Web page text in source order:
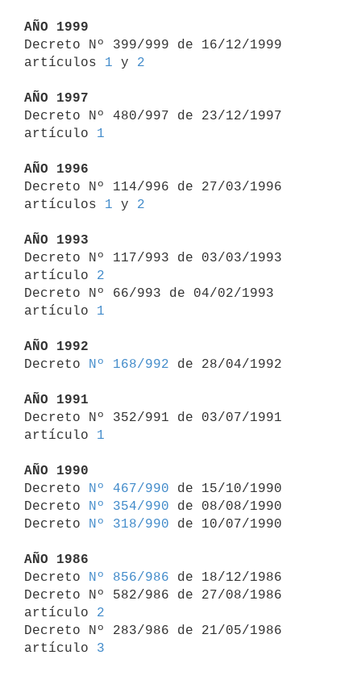
AÑO 1999
Decreto Nº 399/999 de 16/12/1999
artículos 1 y 2
AÑO 1997
Decreto Nº 480/997 de 23/12/1997
artículo 1
AÑO 1996
Decreto Nº 114/996 de 27/03/1996
artículos 1 y 2
AÑO 1993
Decreto Nº 117/993 de 03/03/1993
artículo 2
Decreto Nº 66/993 de 04/02/1993
artículo 1
AÑO 1992
Decreto
Nº 168/992 de 28/04/1992
AÑO 1991
Decreto Nº 352/991 de 03/07/1991
artículo 1
AÑO 1990
Decreto
Nº 467/990 de 15/10/1990
Decreto
Nº 354/990 de 08/08/1990
Decreto
Nº 318/990 de 10/07/1990
AÑO 1986
Decreto
Nº 856/986 de 18/12/1986
Decreto Nº 582/986 de 27/08/1986
artículo 2
Decreto Nº 283/986 de 21/05/1986
artículo 3